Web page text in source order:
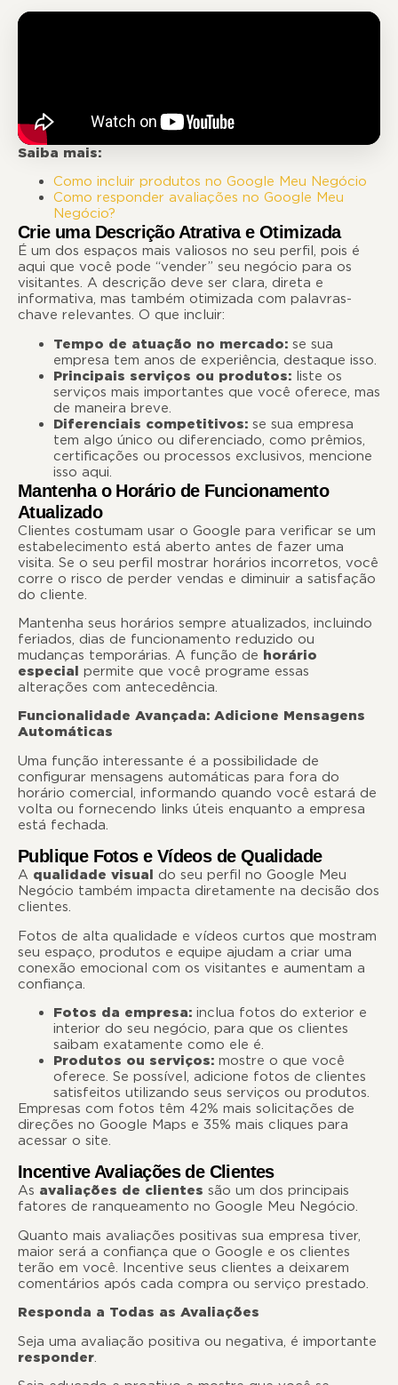
Saiba mais:
Como incluir produtos no Google Meu Negócio
Como responder avaliações no Google Meu
Negócio?
Crie uma Descrição Atrativa e Otimizada
É um dos espaços mais valiosos no seu perfil, pois é
aqui que você pode “vender” seu negócio para os
visitantes. A descrição deve ser clara, direta e
informativa, mas também otimizada com palavras-
chave relevantes. O que incluir:
Tempo de atuação no mercado: se sua
empresa tem anos de experiência, destaque isso.
Principais serviços ou produtos: liste os
serviços mais importantes que você oferece, mas
de maneira breve.
Diferenciais competitivos: se sua empresa
tem algo único ou diferenciado, como prêmios,
certificações ou processos exclusivos, mencione
isso aqui.
Mantenha o Horário de Funcionamento
Atualizado
Clientes costumam usar o Google para verificar se um
estabelecimento está aberto antes de fazer uma
visita. Se o seu perfil mostrar horários incorretos, você
corre o risco de perder vendas e diminuir a satisfação
do cliente.
Mantenha seus horários sempre atualizados, incluindo
feriados, dias de funcionamento reduzido ou
mudanças temporárias. A função de horário
especial permite que você programe essas
alterações com antecedência.
Funcionalidade Avançada: Adicione Mensagens
Automáticas
Uma função interessante é a possibilidade de
configurar mensagens automáticas para fora do
horário comercial, informando quando você estará de
volta ou fornecendo links úteis enquanto a empresa
está fechada.
Publique Fotos e Vídeos de Qualidade
A qualidade visual do seu perfil no Google Meu
Negócio também impacta diretamente na decisão dos
clientes.
Fotos de alta qualidade e vídeos curtos que mostram
seu espaço, produtos e equipe ajudam a criar uma
conexão emocional com os visitantes e aumentam a
confiança.
Fotos da empresa: inclua fotos do exterior e
interior do seu negócio, para que os clientes
saibam exatamente como ele é.
Produtos ou serviços: mostre o que você
oferece. Se possível, adicione fotos de clientes
satisfeitos utilizando seus serviços ou produtos.
Empresas com fotos têm 42% mais solicitações de
direções no Google Maps e 35% mais cliques para
acessar o site.
Incentive Avaliações de Clientes
As avaliações de clientes são um dos principais
fatores de ranqueamento no Google Meu Negócio.
Quanto mais avaliações positivas sua empresa tiver,
maior será a confiança que o Google e os clientes
terão em você. Incentive seus clientes a deixarem
comentários após cada compra ou serviço prestado.
Responda a Todas as Avaliações
Seja uma avaliação positiva ou negativa, é importante
responder